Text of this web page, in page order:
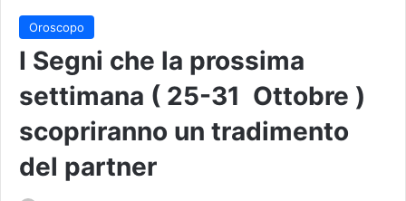
Oroscopo
I Segni che la prossima
settimana ( 25-31 Ottobre )
scopriranno un tradimento
del partner